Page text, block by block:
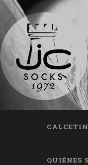
QUIÉNES